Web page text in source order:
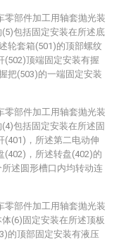
零部件加工用轴套抛光装
包括固定安装在所述底
轮套箱(501)的顶部螺纹
(502)顶端固定安装有握
把(503)的一端固定安装
零部件加工用轴套抛光装
包括固定安装在所述固
(401)，所述第二电动伸
(402)，所述转盘(402)的
述圆形槽口内均转动连
零部件加工用轴套抛光装
(6)固定安装在所述顶板
的顶部固定安装有液压